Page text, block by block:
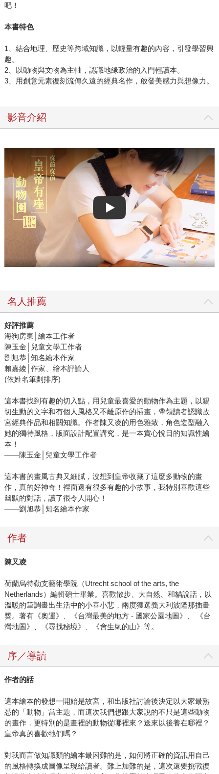
吧！
本書特色
1、結合地理、歷史等跨域知識，以輕量有趣的內容，引發學習興
趣。
2、以動物與文物為主軸，認識地緣政治的入門輕讀本。
3、用創意元素復刻流傳久遠的經典名作，啟發美感力與想像力。
影音介紹
Play video
名人推薦
好評推薦
海狗房東│繪本工作者
陳玉金│兒童文學工作者
劉旭恭│知名繪本作家
賴嘉綾│作家、繪本評論人
(依姓名筆劃排序)
這本書找到有趣的切入點，用兒童最喜愛的動物作為主題，以親
切生動的文字和有個人風格又不離原作的插畫，帶領讀者認識故
宮經典作品和相關知識。作者陳又凌的用色雅致，角色造型融入
她的獨特風格，版面設計配置講究，是一本賞心悅目的知識性繪
本！
——陳玉金│兒童文學工作者
這本書的畫風古典又細膩，沒想到皇帝收藏了這麼多動物的畫
作，真的好神奇！裡面還有很多有趣的小故事，我特別喜歡這些
幽默的對話，讀了很令人開心！
——劉旭恭│知名繪本作家
作者
陳又凌
荷蘭烏特勒支藝術學院（Utrecht school of the arts, the
Netherlands）編輯碩士畢業。喜歡散步、大自然、和貓說話，以
溫暖的筆調畫出生活中的小喜小悲，兩度獲選義大利波隆那插畫
獎。著有《奧運》、《台灣最美的地方 - 國家公園地圖》、 《台
灣地圖》、《尋找秘境》、《會生氣的山》等。
序／導讀
作者的話
這本繪本的發想一開始是故宮，和出版社討論後決定以大家最熟
悉的「動物」當主題，而這次我們想跟大家說的不只是這些動物
的畫作，更特別的是畫裡的動物從哪裡來？送來以後養在哪裡？
皇帝真的喜歡牠們嗎？
對我而言做知識類的繪本最困難的是，如何將正確的資訊用自己
的風格轉換成圖像呈現給讀者。難上加難的是，這次還要挑戰復